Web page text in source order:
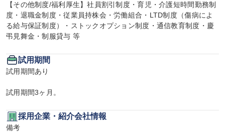
【その他制度/福利厚生】社員割引制度・育児・介護短時間勤務制
度・退職金制度・従業員持株会・労働組合・LTD制度（傷病によ
る給与保証制度）・ストックオプション制度・通信教育制度・慶
弔見舞金・制服貸与 等
試用期間
試用期間あり
試用期間3ヶ月。
採用企業・紹介会社情報
備考